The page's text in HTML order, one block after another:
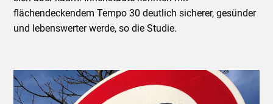
flächendeckendem Tempo 30 deutlich sicherer, gesünder
und lebenswerter werde, so die Studie.